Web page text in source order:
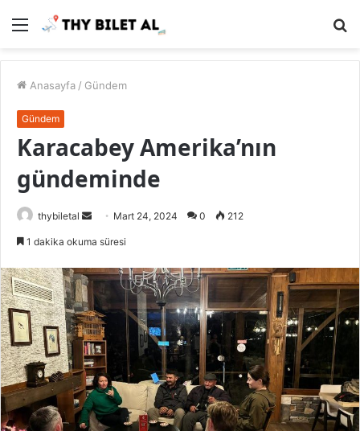
Menü
Anasayfa / Gündem
Gündem
Karacabey Amerika’nın
gündeminde
thybiletal
Bir
göndermek
Mart 24, 2024 0 212
1 dakika okuma süresi